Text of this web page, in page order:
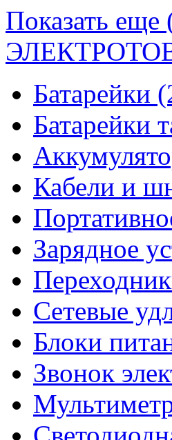
Показать еще
Батарейки
Батарейки
Кабели и
Зарядное
Сетевые
Блоки
Звонок